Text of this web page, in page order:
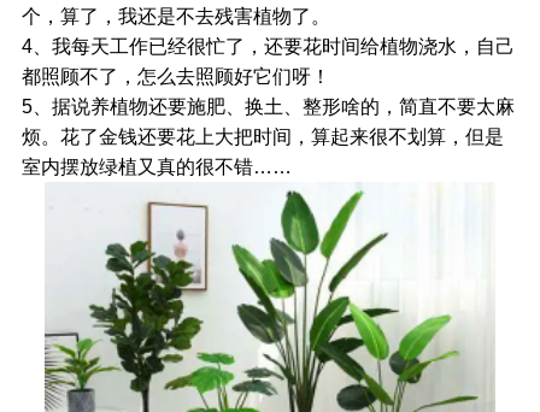
个，算了，我还是不去残害植物了。
4、我每天工作已经很忙了，还要花时间给植物浇水，自己
都照顾不了，怎么去照顾好它们呀！
5、据说养植物还要施肥、换土、整形啥的，简直不要太麻
烦。花了金钱还要花上大把时间，算起来很不划算，但是
室内摆放绿植又真的很不错……